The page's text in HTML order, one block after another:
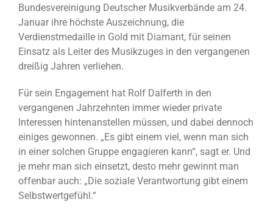
Bundesvereinigung Deutscher Musikverbände am 24.
Januar ihre höchste Auszeichnung, die
Verdienstmedaille in Gold mit Diamant, für seinen
Einsatz als Leiter des Musikzuges in den vergangenen
dreißig Jahren verliehen.
Für sein Engagement hat Rolf Dalferth in den
vergangenen Jahrzehnten immer wieder private
Interessen hintenanstellen müssen, und dabei dennoch
einiges gewonnen. „Es gibt einem viel, wenn man sich
in einer solchen Gruppe engagieren kann“, sagt er. Und
je mehr man sich einsetzt, desto mehr gewinnt man
offenbar auch: „Die soziale Verantwortung gibt einem
Selbstwertgefühl.“